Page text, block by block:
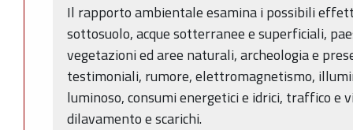
Il rapporto ambientale esamina i possibili
sottosuolo, acque sotterranee e superficiali,
vegetazioni ed aree naturali, archeologia e
testimoniali, rumore, elettromagnetismo,
luminoso, consumi energetici e idrici, traffico e
dilavamento e scarichi.